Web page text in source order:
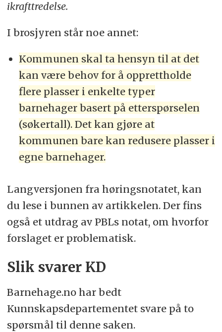
ikrafttredelse.
I brosjyren står noe annet:
Kommunen skal ta hensyn til at det
kan være behov for å opprettholde
flere plasser i enkelte typer
barnehager basert på etterspørselen
(søkertall). Det kan gjøre at
kommunen bare kan redusere plasser i
egne barnehager.
Langversjonen fra høringsnotatet, kan
du lese i bunnen av artikkelen. Der fins
også et utdrag av PBLs notat, om hvorfor
forslaget er problematisk.
Slik svarer KD
Barnehage.no har bedt
Kunnskapsdepartementet svare på to
spørsmål til denne saken.